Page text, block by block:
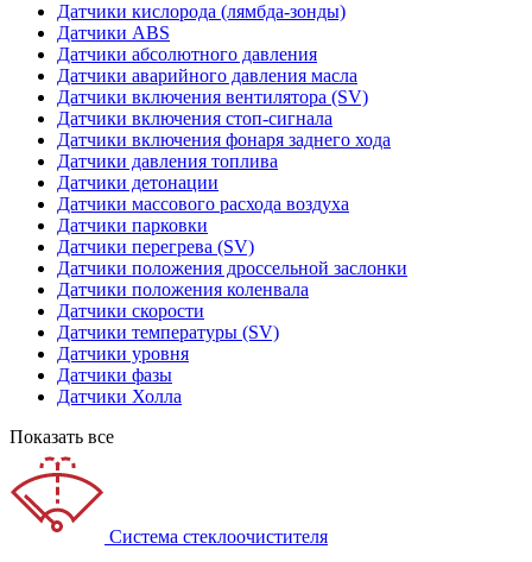
Датчики кислорода (лямбда-зонды)
Датчики ABS
Датчики абсолютного давления
Датчики аварийного давления масла
Датчики включения вентилятора (SV)
Датчики включения стоп-сигнала
Датчики включения фонаря заднего хода
Датчики давления топлива
Датчики детонации
Датчики массового расхода воздуха
Датчики парковки
Датчики перегрева (SV)
Датчики положения дроссельной заслонки
Датчики положения коленвала
Датчики скорости
Датчики температуры (SV)
Датчики уровня
Датчики фазы
Датчики Холла
Показать все
Система стеклоочистителя